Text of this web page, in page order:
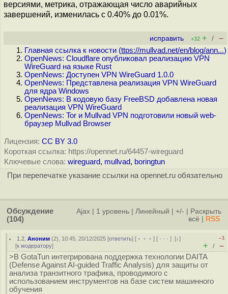
версиями, метрика, отражающая число аварийных
завершений, изменилась с 0.40% до 0.01%.
исправить +32 + / –
Главная ссылка к новости (ttps://mullvad.net/en/blog/ann...)
OpenNews: Cloudflare опубликовал реализацию VPN
WireGuard на языке Rust
OpenNews: Доступен VPN WireGuard 1.0.0
OpenNews: Представлена реализация VPN WireGuard
для ядра Windows
OpenNews: В кодовую базу FreeBSD добавлена новая
реализация VPN WireGuard
OpenNews: Tor и Mullvad VPN подготовили новый web-
браузер Mullvad Browser
Лицензия: CC BY 3.0
Короткая ссылка: https://opennet.ru/64457-wireguard
Ключевые слова: wireguard, mullvad, boringtun
При перепечатке указание ссылки на opennet.ru обязательно
Обсуждение
(104)
Ajax 1 уровень Линейный +/-
Раскрыть
всё
RSS
1.2 ,Аноним (2), 10:45, 20/12/2025 [ответить] [ ﹢﹢﹢] [ · · ·][↓]
[к модератору]
–1
+ / –
>В GotaTun интегрирована поддержка технологии DAITA
(Defense Against AI-guided Traffic Analysis) для защиты от
анализа транзитного трафика, проводимого с
использованием инструментов на базе систем машинного
обучения